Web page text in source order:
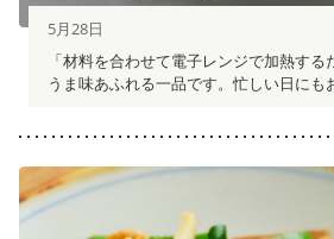
5月28日
「材料を合わせて電子レンジで加熱す
うま味あふれる一品です。忙しい日にも